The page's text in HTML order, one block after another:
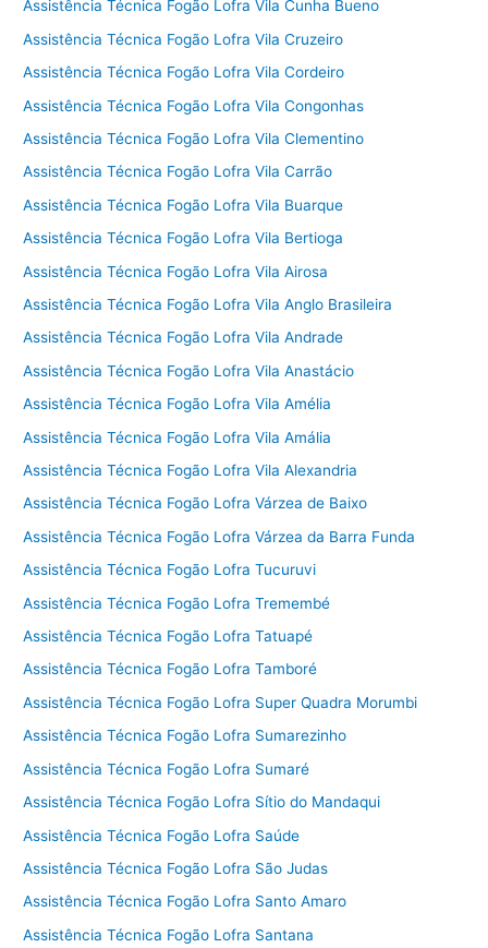
Assistência Técnica Fogão Lofra Vila Cunha Bueno
Assistência Técnica Fogão Lofra Vila Cruzeiro
Assistência Técnica Fogão Lofra Vila Cordeiro
Assistência Técnica Fogão Lofra Vila Congonhas
Assistência Técnica Fogão Lofra Vila Clementino
Assistência Técnica Fogão Lofra Vila Carrão
Assistência Técnica Fogão Lofra Vila Buarque
Assistência Técnica Fogão Lofra Vila Bertioga
Assistência Técnica Fogão Lofra Vila Airosa
Assistência Técnica Fogão Lofra Vila Anglo Brasileira
Assistência Técnica Fogão Lofra Vila Andrade
Assistência Técnica Fogão Lofra Vila Anastácio
Assistência Técnica Fogão Lofra Vila Amélia
Assistência Técnica Fogão Lofra Vila Amália
Assistência Técnica Fogão Lofra Vila Alexandria
Assistência Técnica Fogão Lofra Várzea de Baixo
Assistência Técnica Fogão Lofra Várzea da Barra Funda
Assistência Técnica Fogão Lofra Tucuruvi
Assistência Técnica Fogão Lofra Tremembé
Assistência Técnica Fogão Lofra Tatuapé
Assistência Técnica Fogão Lofra Tamboré
Assistência Técnica Fogão Lofra Super Quadra Morumbi
Assistência Técnica Fogão Lofra Sumarezinho
Assistência Técnica Fogão Lofra Sumaré
Assistência Técnica Fogão Lofra Sítio do Mandaqui
Assistência Técnica Fogão Lofra Saúde
Assistência Técnica Fogão Lofra São Judas
Assistência Técnica Fogão Lofra Santo Amaro
Assistência Técnica Fogão Lofra Santana